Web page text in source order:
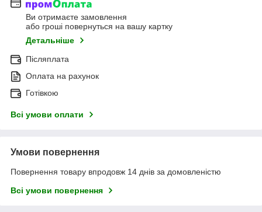
Ви отримаєте замовлення
або гроші повернуться на вашу картку
Детальніше
Післяплата
Оплата на рахунок
Готівкою
Всі умови оплати
Умови повернення
Повернення товару впродовж 14 днів за домовленістю
Всі умови повернення